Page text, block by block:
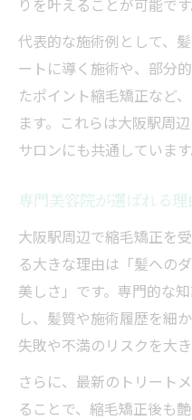
代表的な施術例として、
ートに導く施術や、部分
たポイント縮毛矯正など
ます。これらは大阪駅周
サロンにも共通しています
専門美容院が選ばれる
大阪駅周辺で縮毛矯正を
る大きな理由は「髪への
美しさ」です。専門的な
し、髪質や施術履歴を細
失敗や不満のリスクを大き
さらに、最新のトリート
ることで、縮毛矯正後も